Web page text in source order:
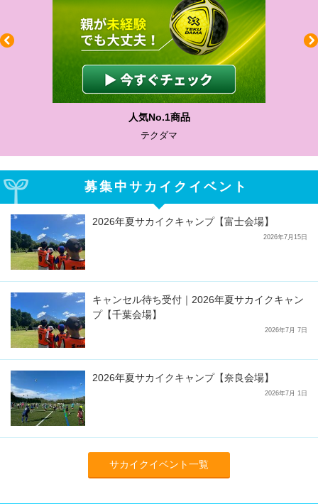
人気No.1商品
テクダマ
募集中サカイクイベント
2026年夏サカイクキャンプ【富士会場】
2026年7月15日
キャンセル待ち受付｜2026年夏サカイクキャン
プ【千葉会場】
2026年7月 7日
2026年夏サカイクキャンプ【奈良会場】
2026年7月 1日
サカイクイベント一覧